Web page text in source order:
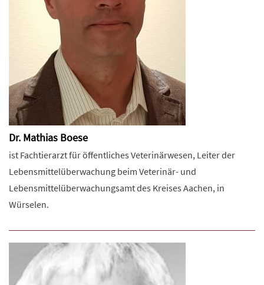
Dr. Mathias Boese
ist Fachtierarzt für öffentliches Veterinärwesen, Leiter der
Lebensmittelüberwachung beim Veterinär- und
Lebensmittelüberwachungsamt des Kreises Aachen, in
Würselen.